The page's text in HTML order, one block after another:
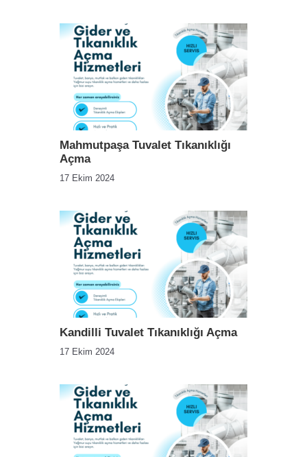
Mahmutpaşa Tuvalet Tıkanıklığı
Açma
17 Ekim 2024
Kandilli Tuvalet Tıkanıklığı Açma
17 Ekim 2024